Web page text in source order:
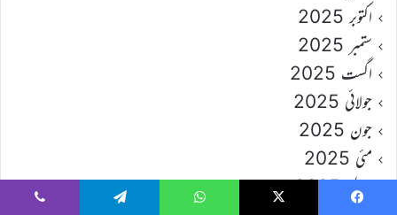
اکتوبر 2025
ستمبر 2025
اگست 2025
جولائی 2025
جون 2025
مئی 2025
اپریل 2025